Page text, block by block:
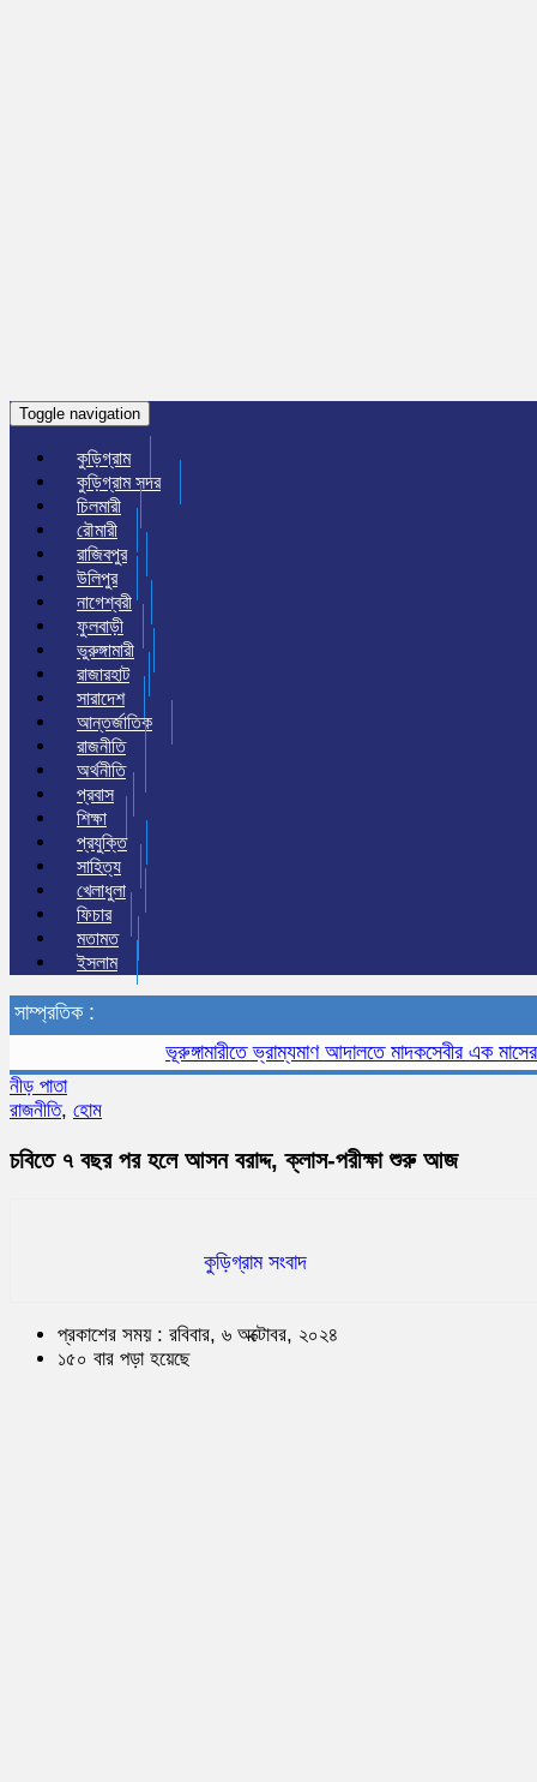
Toggle navigation
কুড়িগ্রাম
কুড়িগ্রাম সদর
চিলমারী
রৌমারী
রাজিবপুর
উলিপুর
নাগেশ্বরী
ফুলবাড়ী
ভুরুঙ্গামারী
রাজারহাট
সারাদেশ
আন্তর্জাতিক
রাজনীতি
অর্থনীতি
প্রবাস
শিক্ষা
প্রযুক্তি
সাহিত্য
খেলাধুলা
ফিচার
মতামত
ইসলাম
সাম্প্রতিক :
ভূরুঙ্গামারীতে ভ্রাম্যমাণ আদালতে মাদকসেবীর এক মাসের
নীড় পাতা
রাজনীতি, হোম
চবিতে ৭ বছর পর হলে আসন বরাদ্দ, ক্লাস-পরীক্ষা শুরু আজ
কুড়িগ্রাম সংবাদ
প্রকাশের সময় : রবিবার, ৬ অক্টোবর, ২০২৪
১৫০ বার পড়া হয়েছে